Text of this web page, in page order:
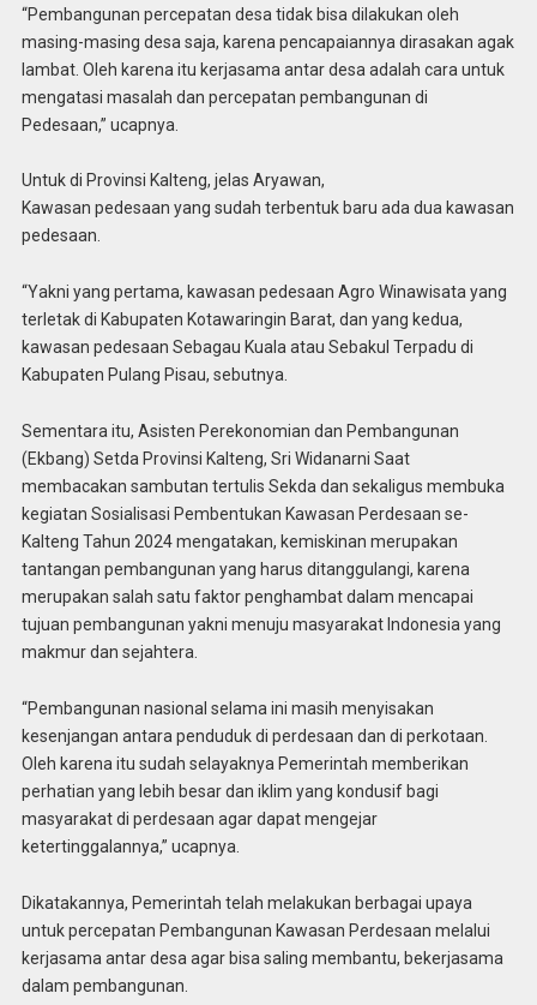
“Pembangunan percepatan desa tidak bisa dilakukan oleh
masing-masing desa saja, karena pencapaiannya dirasakan agak
lambat. Oleh karena itu kerjasama antar desa adalah cara untuk
mengatasi masalah dan percepatan pembangunan di
Pedesaan,” ucapnya.
Untuk di Provinsi Kalteng, jelas Aryawan,
Kawasan pedesaan yang sudah terbentuk baru ada dua kawasan
pedesaan.
“Yakni yang pertama, kawasan pedesaan Agro Winawisata yang
terletak di Kabupaten Kotawaringin Barat, dan yang kedua,
kawasan pedesaan Sebagau Kuala atau Sebakul Terpadu di
Kabupaten Pulang Pisau, sebutnya.
Sementara itu, Asisten Perekonomian dan Pembangunan
(Ekbang) Setda Provinsi Kalteng, Sri Widanarni Saat
membacakan sambutan tertulis Sekda dan sekaligus membuka
kegiatan Sosialisasi Pembentukan Kawasan Perdesaan se-
Kalteng Tahun 2024 mengatakan, kemiskinan merupakan
tantangan pembangunan yang harus ditanggulangi, karena
merupakan salah satu faktor penghambat dalam mencapai
tujuan pembangunan yakni menuju masyarakat Indonesia yang
makmur dan sejahtera.
“Pembangunan nasional selama ini masih menyisakan
kesenjangan antara penduduk di perdesaan dan di perkotaan.
Oleh karena itu sudah selayaknya Pemerintah memberikan
perhatian yang lebih besar dan iklim yang kondusif bagi
masyarakat di perdesaan agar dapat mengejar
ketertinggalannya,” ucapnya.
Dikatakannya, Pemerintah telah melakukan berbagai upaya
untuk percepatan Pembangunan Kawasan Perdesaan melalui
kerjasama antar desa agar bisa saling membantu, bekerjasama
dalam pembangunan.